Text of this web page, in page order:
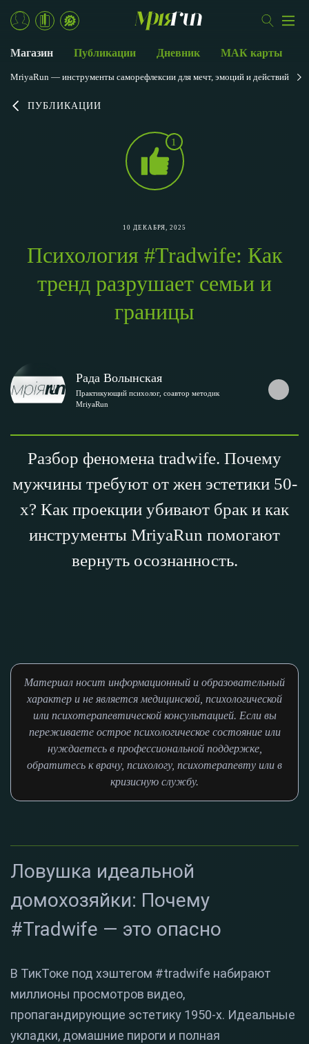
ПУБЛИКАЦИИ
1
10 ДЕКАБРЯ, 2025
Психология #Tradwife: Как
тренд разрушает семьи и
границы
Рада Волынская
Практикующий психолог, соавтор методик
MriyaRun
Разбор феномена tradwife. Почему
мужчины требуют от жен эстетики 50-
х? Как проекции убивают брак и как
инструменты MriyaRun помогают
вернуть осознанность.
Материал носит информационный и образовательный
характер и не является медицинской, психологической
или психотерапевтической консультацией. Если вы
переживаете острое психологическое состояние или
нуждаетесь в профессиональной поддержке,
обратитесь к врачу, психологу, психотерапевту или в
кризисную службу.
Ловушка идеальной
домохозяйки: Почему
#Tradwife — это опасно
В ТикТоке под хэштегом #tradwife набирают
миллионы просмотров видео,
пропагандирующие эстетику 1950-х. Идеальные
укладки, домашние пироги и полная
Магазин Публикации Дневник МАК карты
MriyaRun — инструменты саморефлексии для мечт, эмоций и действий